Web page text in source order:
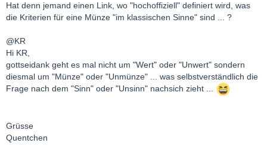
Hat denn jemand einen Link, wo "hochoffiziell" definiert wird, was
die Kriterien für eine Münze "im klassischen Sinne" sind ... ?
@KR
Hi KR,
gottseidank geht es mal nicht um "Wert" oder "Unwert" sondern
diesmal um "Münze" oder "Unmünze" ... was selbstverständlich die
Frage nach dem "Sinn" oder "Unsinn" nachsich zieht ...
Grüsse
Quentchen